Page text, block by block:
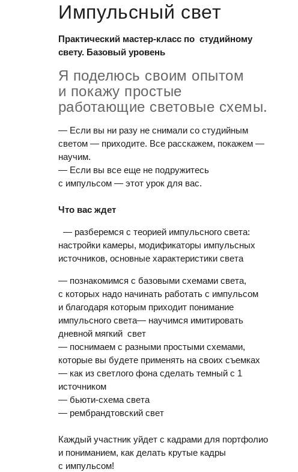
Импульсный свет
Практический мастер-класс по студийному
свету. Базовый уровень
Я поделюсь своим опытом
и покажу простые
работающие световые схемы.
— Если вы ни разу не снимали со студийным
светом — приходите. Все расскажем, покажем —
научим.
— Если вы все еще не подружитесь
с импульсом — этот урок для вас.
Что вас ждет
— разберемся с теорией импульсного света:
настройки камеры, модификаторы импульсных
источников, основные характеристики света
— познакомимся с базовыми схемами света,
с которых надо начинать работать с импульсом
и благодаря которым приходит понимание
импульсного света— научимся имитировать
дневной мягкий свет
— поснимаем с разными простыми схемами,
которые вы будете применять на своих съемках
— как из светлого фона сделать темный с 1
источником
— бьюти-схема света
— рембрандтовский свет⠀
Каждый участник уйдет с кадрами для портфолио
и пониманием, как делать крутые кадры
с импульсом!